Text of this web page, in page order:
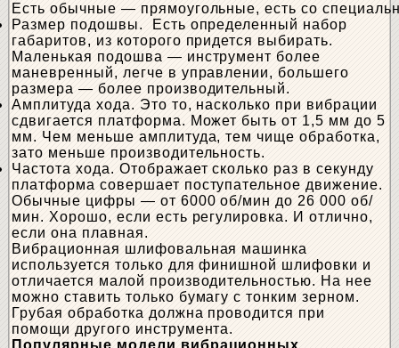
Есть обычные — прямоугольные, есть со
Размер подошвы. Есть определенный набор
габаритов, из которого придется выбирать.
Маленькая подошва — инструмент более
маневренный, легче в управлении, большего
размера — более производительный.
Амплитуда хода. Это то, насколько при вибрации
сдвигается платформа. Может быть от 1,5 мм до 5
мм. Чем меньше амплитуда, тем чище обработка,
зато меньше производительность.
Частота хода. Отображает сколько раз в секунду
платформа совершает поступательное движение.
Обычные цифры — от 6000 об/мин до 26 000 об/
мин. Хорошо, если есть регулировка. И отлично,
если она плавная.
Вибрационная шлифовальная машинка
используется только для финишной шлифовки и
отличается малой производительностью. На нее
можно ставить только бумагу с тонким зерном.
Грубая обработка должна проводится при
помощи другого инструмента.
Популярные модели вибрационных